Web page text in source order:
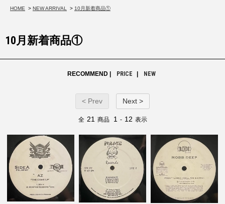
HOME > NEW ARRIVAL > 10月新着商品①
10月新着商品①
RECOMMEND | PRICE NEW
< Prev Next >
全 21 商品 1 - 12 表示